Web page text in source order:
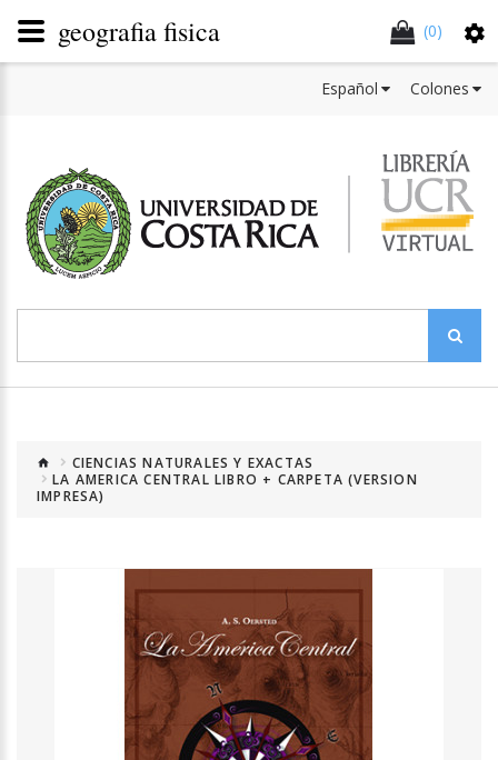
(0)
Colones
Español
CIENCIAS NATURALES Y EXACTAS
LA AMERICA CENTRAL LIBRO + CARPETA (VERSION
IMPRESA)
geografia fisica